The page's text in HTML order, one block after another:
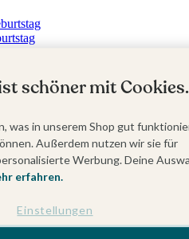
schöner mit Cookies.
was in unserem Shop gut
Außerdem nutzen wir sie für
Werbung. Deine
erfahren.
Einstellungen